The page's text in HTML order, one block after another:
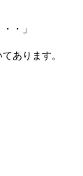
・」
あります。